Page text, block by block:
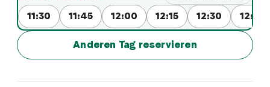
11:30 11:45 12:00 12:15 12:30 12:45
Anderen Tag reservieren